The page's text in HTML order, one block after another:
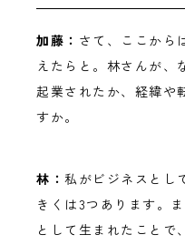
加藤： さて、ここから
えたらと。林さんが、
起業されたか、経緯や
すか。
林： 私がビジネスとし
きくは3つあります。
として生まれたことで